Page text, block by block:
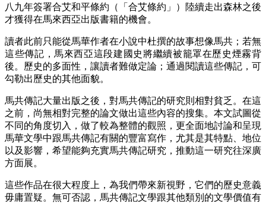
八九年簽署合艾和平條約（「合艾條約」）陸續走出森林之後
才獲得在馬來西亞出版書籍的機會。
讀者此前只能從馬華作者在小說中杜撰的故事想像馬共；若無
這些傳記，馬來西亞這段建國史將繼續被籠罩在歷史煙霧背
後。歷史的多面性，讓讀者難做定論；通過閱讀這些傳記，可
勾勒出歷史的其他面貌。
馬共傳記大量出版之後，對馬共傳記的研究則相對貧乏。在這
之前，尚無相對完整的論文做出這些內容的搜集。本文試圖從
不同的角度切入，做了較為整體的觀照，更全面地討論和呈現
馬華文學中跟馬共傳記有關的豐富寫作，尤其是其特點、地位
以及影響，希望能夠充實馬共傳記研究，推動這一研究往深廣
方面展。
這些作品在很大程度上，為我們帶來新視野，它們的歷史意義
毋庸置疑。無可否認，馬共傳記文學跟其他類別的文學價值有